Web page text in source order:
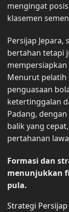
mengingat
klasemen
Persijap
bertahan tetapi
Menurut pelatih
penguasaan
ketertinggalan
Padang,
balik yang
pertahanan
Formasi dan
menunjukkan
pula.
Strategi